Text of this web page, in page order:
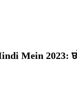
Mein 2023: